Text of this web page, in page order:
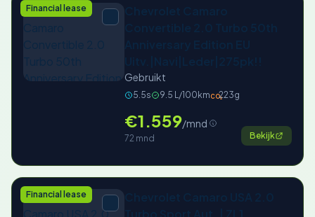
Financial lease
Gebruikt
5.5s 9.5 L/100kmCO₂223g
€1.559/mnd
72 mnd Bekijk
Financial lease